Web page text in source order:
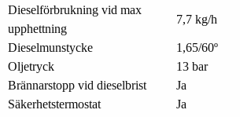
Dieselförbrukning vid max
upphettning
7,7 kg/h
Dieselmunstycke
1,65/60º
Oljetryck
13 bar
Brännarstopp vid dieselbrist
Ja
Säkerhetstermostat
Ja